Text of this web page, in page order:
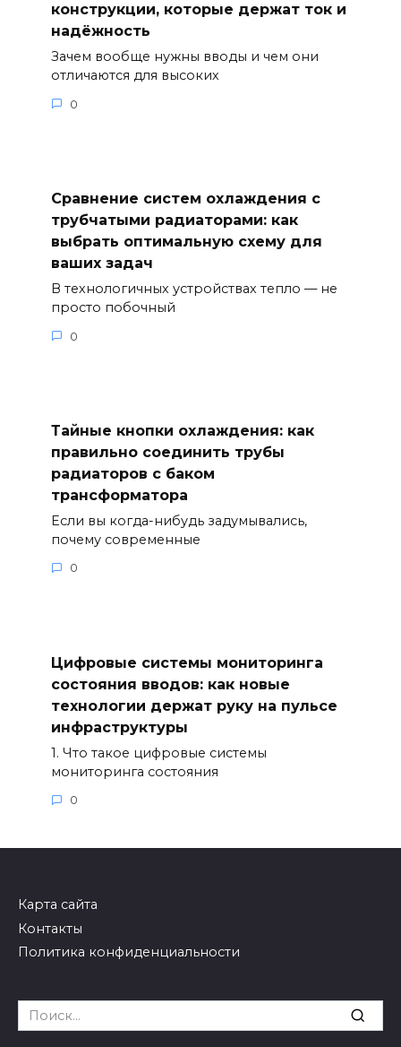
конструкции, которые держат ток и
надёжность
Зачем вообще нужны вводы и чем они
отличаются для высоких
0
Сравнение систем охлаждения с
трубчатыми радиаторами: как
выбрать оптимальную схему для
ваших задач
В технологичных устройствах тепло — не
просто побочный
0
Тайные кнопки охлаждения: как
правильно соединить трубы
радиаторов с баком
трансформатора
Если вы когда-нибудь задумывались,
почему современные
0
Цифровые системы мониторинга
состояния вводов: как новые
технологии держат руку на пульсе
инфраструктуры
1. Что такое цифровые системы
мониторинга состояния
0
Карта сайта
Контакты
Политика конфиденциальности
Search
for: